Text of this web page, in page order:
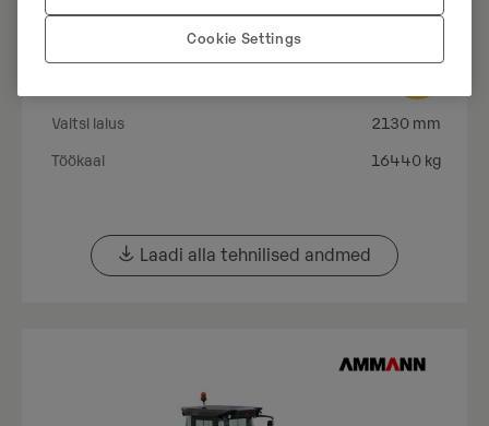
ARS 170
Valtsi laius
2130 mm
Töökaal
16440 kg
Laadi alla tehnilised andmed
Cookie Settings